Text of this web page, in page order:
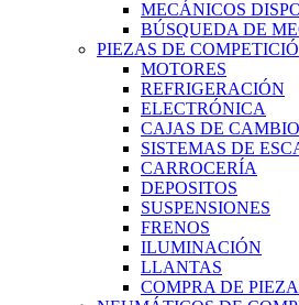
MECÁNICOS
BÚSQUEDA DE
PIEZAS DE
MOTORES
REFRIGERACIÓN
ELECTRÓNICA
CAJAS DE CAMBIO
SISTEMAS DE
CARROCERÍA
DEPOSITOS
SUSPENSIONES
FRENOS
ILUMINACIÓN
LLANTAS
COMPRA DE